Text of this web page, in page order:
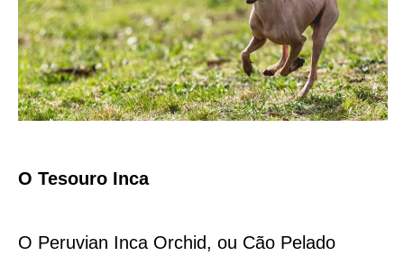
O Tesouro Inca
O Peruvian Inca Orchid, ou Cão Pelado